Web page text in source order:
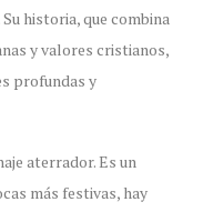
historia, que combina
y valores cristianos,
profundas y
aterrador. Es un
más festivas, hay